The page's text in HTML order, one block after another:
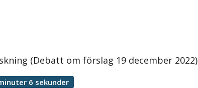
(Debatt om förslag 19 december 2022)
6 sekunder